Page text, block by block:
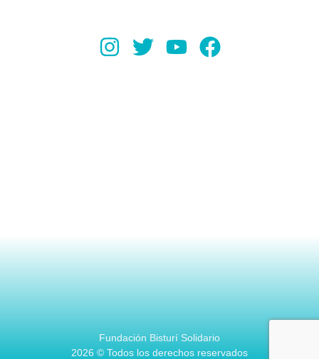
Fundación Bisturí Solidario
2026 © Todos los derechos reservados